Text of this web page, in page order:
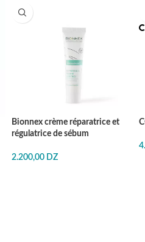
BIONNEX
Bionnex crème réparatrice et
régulatrice de sébum
2.200,00 DZ